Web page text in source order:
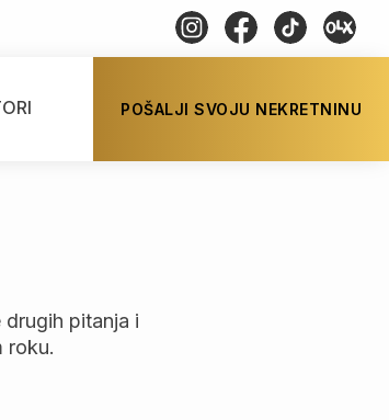
POŠALJI SVOJU NEKRETNINU
pitanja i
roku.